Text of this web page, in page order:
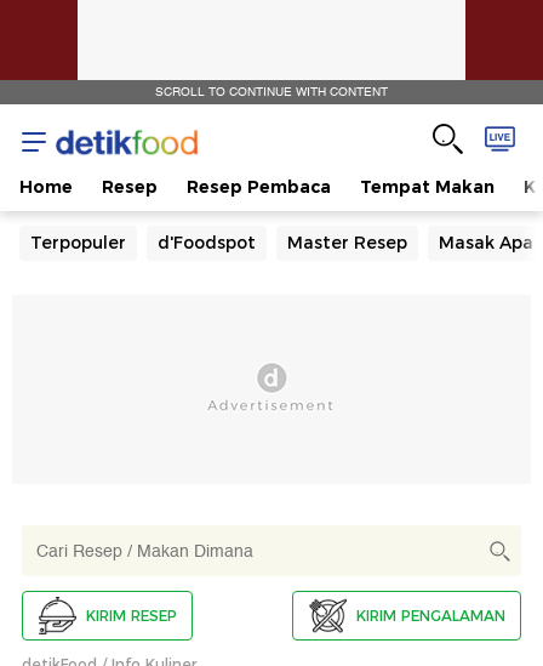
SCROLL TO CONTINUE WITH CONTENT
Home Resep Resep Pembaca Tempat Makan
Terpopuler d'Foodspot Master Resep Masak Apa
KIRIM RESEP KIRIM PENGALAMAN